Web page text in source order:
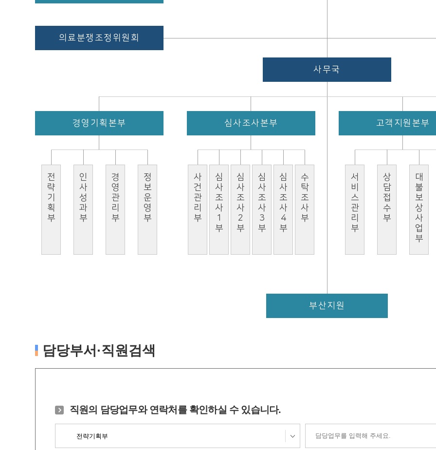
의료분쟁조정위원회
사무국
경영기획본부
전략기획부 인사성과부 경영관리부 정보운영부
심사조사본부
사건관리부 심사조사1부 심사조사2부 심사조사3부 심사조사4부 수탁조사부
고객지원본부
서비스관리부 상담접수부 대불보상사업부
부산지원
담당부서·직원검색
직원의 담당업무와 연락처를 확인하실 수 있습니다.